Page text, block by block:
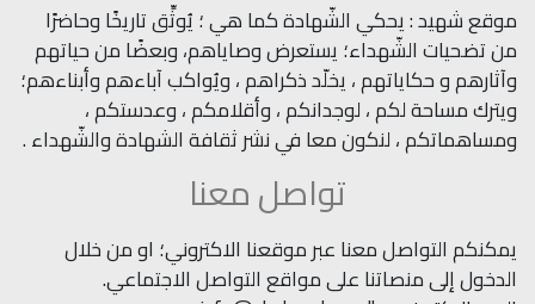
موقع شهيد : يحكي الشّهادة كما هي ؛ يُوثِّق تاريخًا وحاضرًا
من تضحيات الشّهداء؛ يستعرض وصاياهم، وبعضًا من حياتهم
وآثارهم و حكاياتهم ، يخلّد ذكراهم ، ويُواكب آباءهم وأبناءهم؛
ويترك مساحة لكم ، لوجدانكم ، وأقلامكم ، وعدستكم ،
ومساهماتكم ، لنكون معا في نشر ثقافة الشهادة والشّهداء .
تواصل معنا
يمكنكم التواصل معنا عبر موقعنا الاكتروني؛ او من خلال
الدخول إلى منصاتنا على مواقع التواصل الاجتماعي.